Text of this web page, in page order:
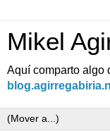
Mikel
Aquí comparto algo